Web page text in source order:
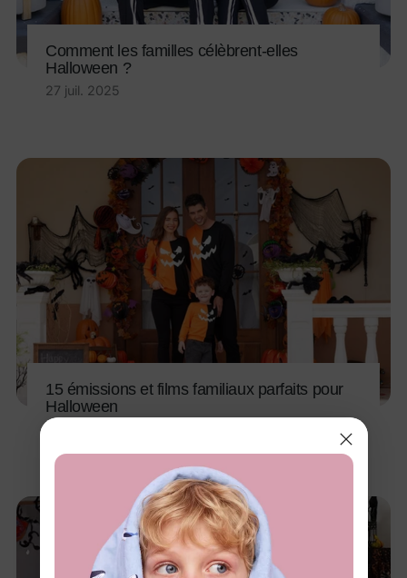
Comment les familles célèbrent-elles
Halloween ?
27 juil. 2025
15 émissions et films familiaux parfaits pour
Halloween